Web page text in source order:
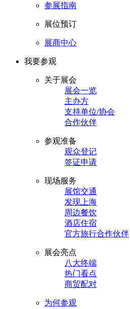
参展指南
展位预订
展商中心
我要参观
关于展会
展会一览
主办方
支持单位/协会
合作伙伴
参观准备
观众登记
签证申请
现场服务
展馆交通
发现上海
周边餐饮
酒店住宿
官方旅行合作伙伴
展会亮点
八大终端
热门看点
商贸配对
为何参观